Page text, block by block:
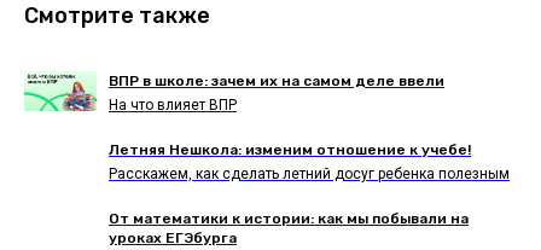
Смотрите также
ВПР в школе: зачем их на самом деле ввели
На что влияет ВПР
Летняя Нешкола: изменим отношение к учебе!
Расскажем, как сделать летний досуг ребенка полезным
От математики к истории: как мы побывали на
уроках ЕГЭбурга